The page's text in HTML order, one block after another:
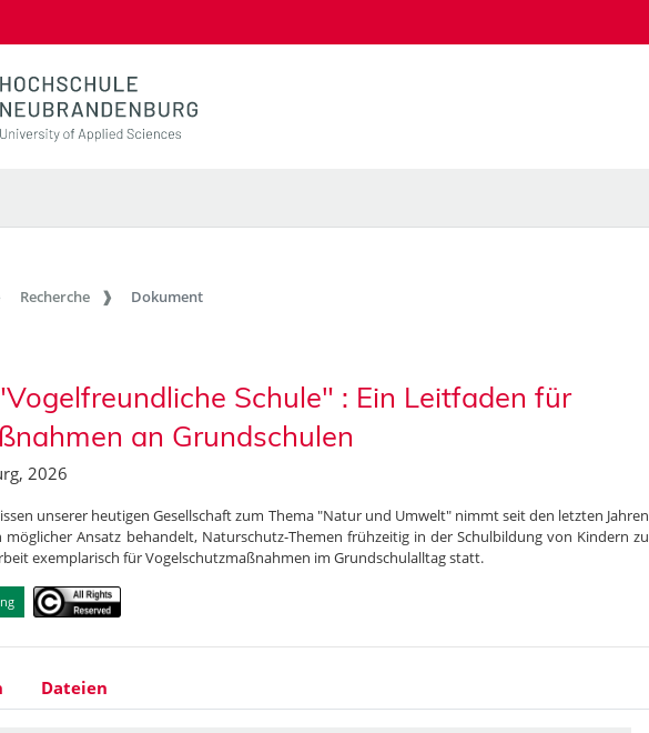
Recherche Dokument
Schule" : Ein Leitfaden für
an Grundschulen
2026
unserer heutigen Gesellschaft zum Thema "Natur und Umwelt" nimmt seit den letzten Jahren
Ansatz behandelt, Naturschutz-Themen frühzeitig in der Schulbildung von Kindern zu
exemplarisch für Vogelschutzmaßnahmen im Grundschulalltag statt.
Dateien